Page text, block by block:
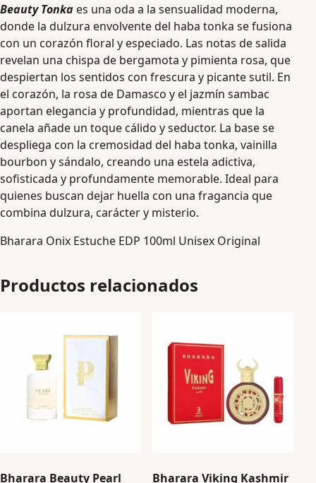
Beauty Tonka es una oda a la sensualidad moderna,
donde la dulzura envolvente del haba tonka se fusiona
con un corazón floral y especiado. Las notas de salida
revelan una chispa de bergamota y pimienta rosa, que
despiertan los sentidos con frescura y picante sutil. En
el corazón, la rosa de Damasco y el jazmín sambac
aportan elegancia y profundidad, mientras que la
canela añade un toque cálido y seductor. La base se
despliega con la cremosidad del haba tonka, vainilla
bourbon y sándalo, creando una estela adictiva,
sofisticada y profundamente memorable. Ideal para
quienes buscan dejar huella con una fragancia que
combina dulzura, carácter y misterio.
Bharara Onix Estuche EDP 100ml Unisex Original
Productos relacionados
Bharara Beauty Pearl
Bharara Viking Kashmir